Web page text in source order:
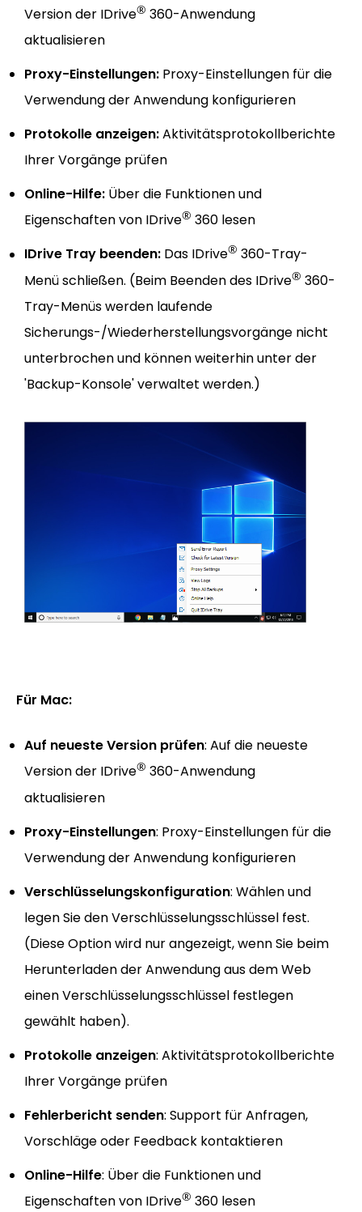
Version der IDrive® 360-Anwendung
aktualisieren
Proxy-Einstellungen: Proxy-Einstellungen für die
Verwendung der Anwendung konfigurieren
Protokolle anzeigen:Aktivitätsprotokollberichte
Ihrer Vorgänge prüfen
Online-Hilfe: Über die Funktionen und
Eigenschaften von IDrive® 360 lesen
IDrive Tray beenden: Das IDrive® 360-Tray-
Menü schließen. (Beim Beenden des IDrive® 360-
Tray-Menüs werden laufende
Sicherungs-/Wiederherstellungsvorgänge nicht
unterbrochen und können weiterhin unter der
'Backup-Konsole' verwaltet werden.)
Für Mac:
Auf neueste Version prüfen: Auf die neueste
Version der IDrive® 360-Anwendung
aktualisieren
Proxy-Einstellungen: Proxy-Einstellungen für die
Verwendung der Anwendung konfigurieren
Verschlüsselungskonfiguration: Wählen und
legen Sie den Verschlüsselungsschlüssel fest.
(Diese Option wird nur angezeigt, wenn Sie beim
Herunterladen der Anwendung aus dem Web
einen Verschlüsselungsschlüssel festlegen
gewählt haben).
Protokolle anzeigen: Aktivitätsprotokollberichte
Ihrer Vorgänge prüfen
Fehlerbericht senden: Support für Anfragen,
Vorschläge oder Feedback kontaktieren
Online-Hilfe: Über die Funktionen und
Eigenschaften von IDrive® 360 lesen